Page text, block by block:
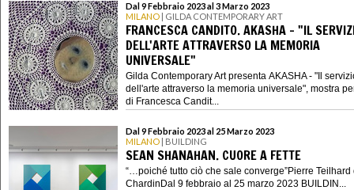
Dal 9 Febbraio 2023 al 3 Marzo 2023
MILANO | GILDA CONTEMPORARY ART
FRANCESCA CANDITO. AKASHA - "IL
DELL'ARTE ATTRAVERSO LA MEMORIA
UNIVERSALE"
Gilda Contemporary Art presenta AKASHA - "Il
dell'arte attraverso la memoria universale", mostra
di Francesca Candit...
Dal 9 Febbraio 2023 al 25 Marzo 2023
MILANO | BUILDING
SEAN SHANAHAN. CUORE A FETTE
“…poiché tutto ciò che sale converge”Pierre Teilhard
ChardinDal 9 febbraio al 25 marzo 2023 BUILDIN...